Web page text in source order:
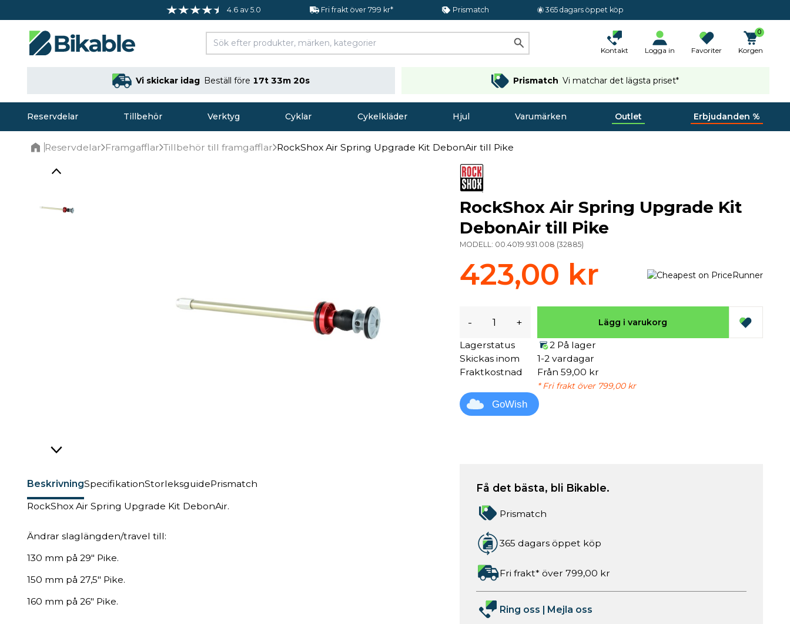
4.6 av 5.0 Fri frakt över 799 kr* Prismatch 365 dagars öppet köp
Kontakt Logga in Favoriter
0
Korgen
Vi skickar idag Beställ före 17t 33m 20s Prismatch Vi matchar det lägsta priset*
Reservdelar Tillbehör Verktyg Cyklar Cykelkläder Hjul Varumärken Outlet Erbjudanden %
Reservdelar Framgafflar Tillbehör till framgafflar RockShox Air Spring Upgrade Kit DebonAir till Pike
BeskrivningSpecifikationStorleksguidePrismatch
RockShox Air Spring Upgrade Kit DebonAir.
Ändrar slaglängden/travel till:
130 mm på 29" Pike.
150 mm på 27,5" Pike.
160 mm på 26" Pike.
RockShox Air Spring Upgrade Kit
DebonAir till Pike
MODELL: 00.4019.931.008 (32885)
423,00 kr
- + Lägg i varukorg
Lagerstatus
2 På lager
Skickas inom
1-2 vardagar
Fraktkostnad
Från 59,00 kr
* Fri frakt över 799,00 kr
GoWish
Få det bästa, bli Bikable.
Prismatch
365 dagars öppet köp
Fri frakt* över 799,00 kr
Ring oss | Mejla oss